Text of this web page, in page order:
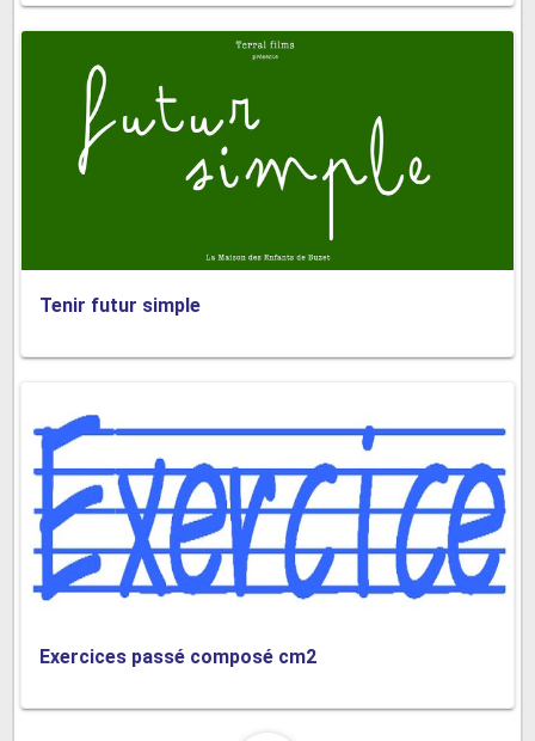
Tenir futur simple
Exercices passé composé cm2